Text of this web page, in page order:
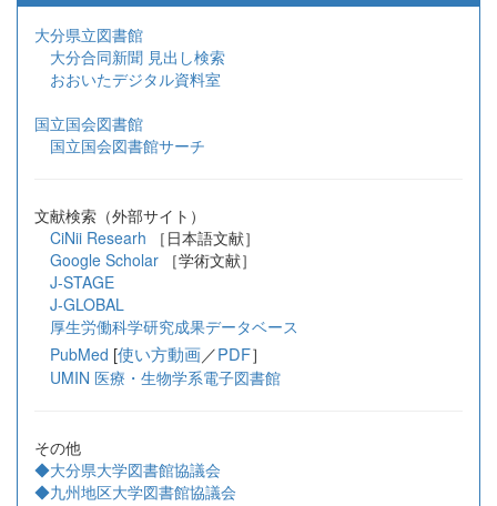
大分県立図書館
大分合同新聞 見出し検索
おおいたデジタル資料室
国立国会図書館
国立国会図書館サーチ
文献検索（外部サイト）
CiNii Researh ［日本語文献］
Google Scholar
［学術文献］
J-STAGE
J-GLOBAL
厚生労働科学研究成果データベース
PubMed [使い方動画／PDF］
UMIN 医療・生物学系電子図書館
その他
◆大分県大学図書館協議会
◆九州地区大学図書館協議会